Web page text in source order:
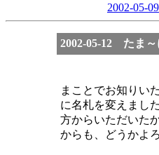
2002-05-09
2002-05-12 たま
まことでお知りい
に名札を変えまし
方からいただいた
からも、どうかよ